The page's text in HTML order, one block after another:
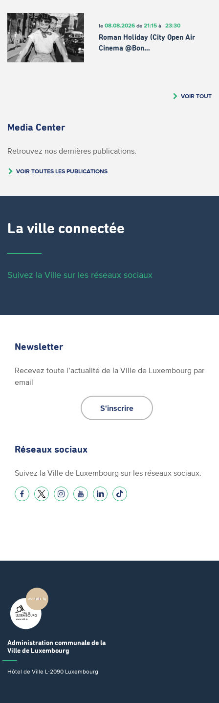
le 08.08.2026de 21:15à 23:30
Roman Holiday (City Open Air
Cinema @Bon…
VOIR TOUT
Media Center
Retrouvez nos dernières publications.
VOIR TOUTES LES PUBLICATIONS
La ville connectée
Suivez la Ville sur les réseaux sociaux
Newsletter
Recevez toute l’actualité de la Ville de Luxembourg par
email
S'inscrire
Réseaux sociaux
Suivez la Ville de Luxembourg sur les réseaux sociaux.
Administration communale de la
Ville de Luxembourg
Hôtel de Ville L-2090 Luxembourg